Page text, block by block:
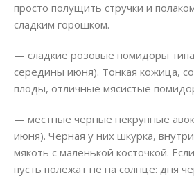
просто полущить стручки и
сладким горошком.
— сладкие розовые помидоры
середины июня). Тонкая кожица,
плоды, отличные мясистые
— местные черные некрупные
июня). Черная у них шкурка,
мякоть с маленькой косточкой.
пусть полежат не на солнце: дня